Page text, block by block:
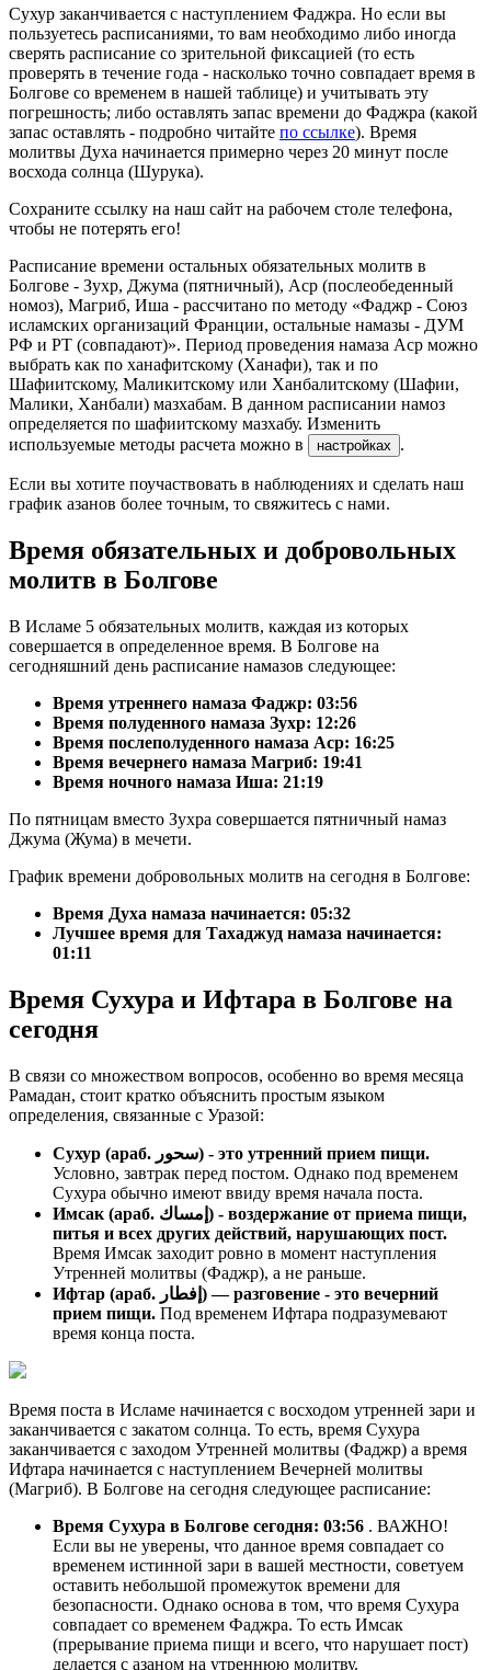
Сухур заканчивается с наступлением Фаджра. Но если вы
пользуетесь расписаниями, то вам необходимо либо иногда
сверять расписание со зрительной фиксацией (то есть
проверять в течение года - насколько точно совпадает время в
Болгове со временем в нашей таблице) и учитывать эту
погрешность; либо оставлять запас времени до Фаджра (какой
запас оставлять - подробно читайте по ссылке). Время
молитвы Духа начинается примерно через 20 минут после
восхода солнца (Шурука).
Сохраните ссылку на наш сайт на рабочем столе телефона,
чтобы не потерять его!
Расписание времени остальных обязательных молитв в
Болгове - Зухр, Джума (пятничный), Аср (послеобеденный
номоз), Магриб, Иша - рассчитано по методу «Фаджр - Союз
исламских организаций Франции, остальные намазы - ДУМ
РФ и РТ (совпадают)». Период проведения намаза Аср можно
выбрать как по ханафитскому (Ханафи), так и по
Шафиитскому, Маликитскому или Ханбалитскому (Шафии,
Малики, Ханбали) мазхабам. В данном расписании намоз
определяется по шафиитскому мазхабу. Изменить
используемые методы расчета можно в
настройках .
Если вы хотите поучаствовать в наблюдениях и сделать наш
график азанов более точным, то свяжитесь с нами.
Время обязательных и добровольных
молитв в Болгове
В Исламе 5 обязательных молитв, каждая из которых
совершается в определенное время. В Болгове на
сегодняшний день расписание намазов следующее:
Время утреннего намаза Фаджр: 03:56
Время полуденного намаза Зухр: 12:26
Время послеполуденного намаза Аср: 16:25
Время вечернего намаза Магриб: 19:41
Время ночного намаза Иша: 21:19
По пятницам вместо Зухра совершается пятничный намаз
Джума (Жума) в мечети.
График времени добровольных молитв на сегодня в Болгове:
Время Духа намаза начинается: 05:32
Лучшее время для Тахаджуд намаза начинается:
01:11
Время Сухура и Ифтара в Болгове на
сегодня
В связи со множеством вопросов, особенно во время месяца
Рамадан, стоит кратко объяснить простым языком
определения, связанные с Уразой:
Сухур (араб. سحور) - это утренний прием пищи.
Условно, завтрак перед постом. Однако под временем
Сухура обычно имеют ввиду время начала поста.
Имсак (араб. إمساك) - воздержание от приема пищи,
питья и всех других действий, нарушающих пост.
Время Имсак заходит ровно в момент наступления
Утренней молитвы (Фаджр), а не раньше.
Ифтар (араб. إفطار) — разговение - это вечерний
прием пищи. Под временем Ифтара подразумевают
время конца поста.
Время поста в Исламе начинается с восходом утренней зари и
заканчивается с закатом солнца. То есть, время Сухура
заканчивается с заходом Утренней молитвы (Фаджр) а время
Ифтара начинается с наступлением Вечерней молитвы
(Магриб). В Болгове на сегодня следующее расписание:
Время Сухура в Болгове сегодня: 03:56 . ВАЖНО!
Если вы не уверены, что данное время совпадает со
временем истинной зари в вашей местности, советуем
оставить небольшой промежуток времени для
безопасности. Однако основа в том, что время Сухура
совпадает со временем Фаджра. То есть Имсак
(прерывание приема пищи и всего, что нарушает пост)
делается с азаном на утреннюю молитву.